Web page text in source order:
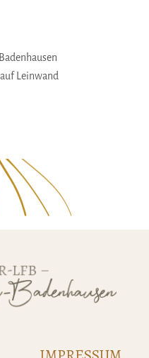
Leinwand